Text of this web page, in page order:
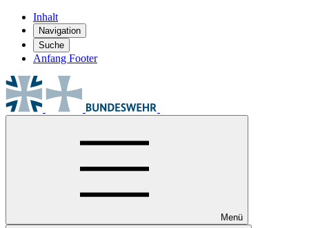
Inhalt
Navigation
Suche
Anfang Footer
Menü